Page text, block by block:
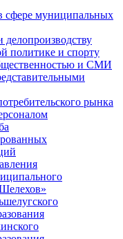
сфере муниципальных
политике и спорту
и СМИ
рынка